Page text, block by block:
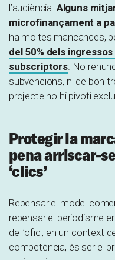
l’audiència. Alguns
microfinançament a
ha moltes mancances,
del 50% dels
subscriptors. No
subvencions, ni de bon
projecte no hi pivoti
Protegir la
pena arriscar-
‘clics’
Repensar el model
repensar el periodisme
de l’ofici, en un context
competència, és ser el